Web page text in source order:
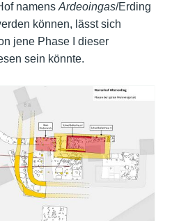
namens Ardeoingas/Erding
können, lässt sich
jene Phase I dieser
sein könnte.